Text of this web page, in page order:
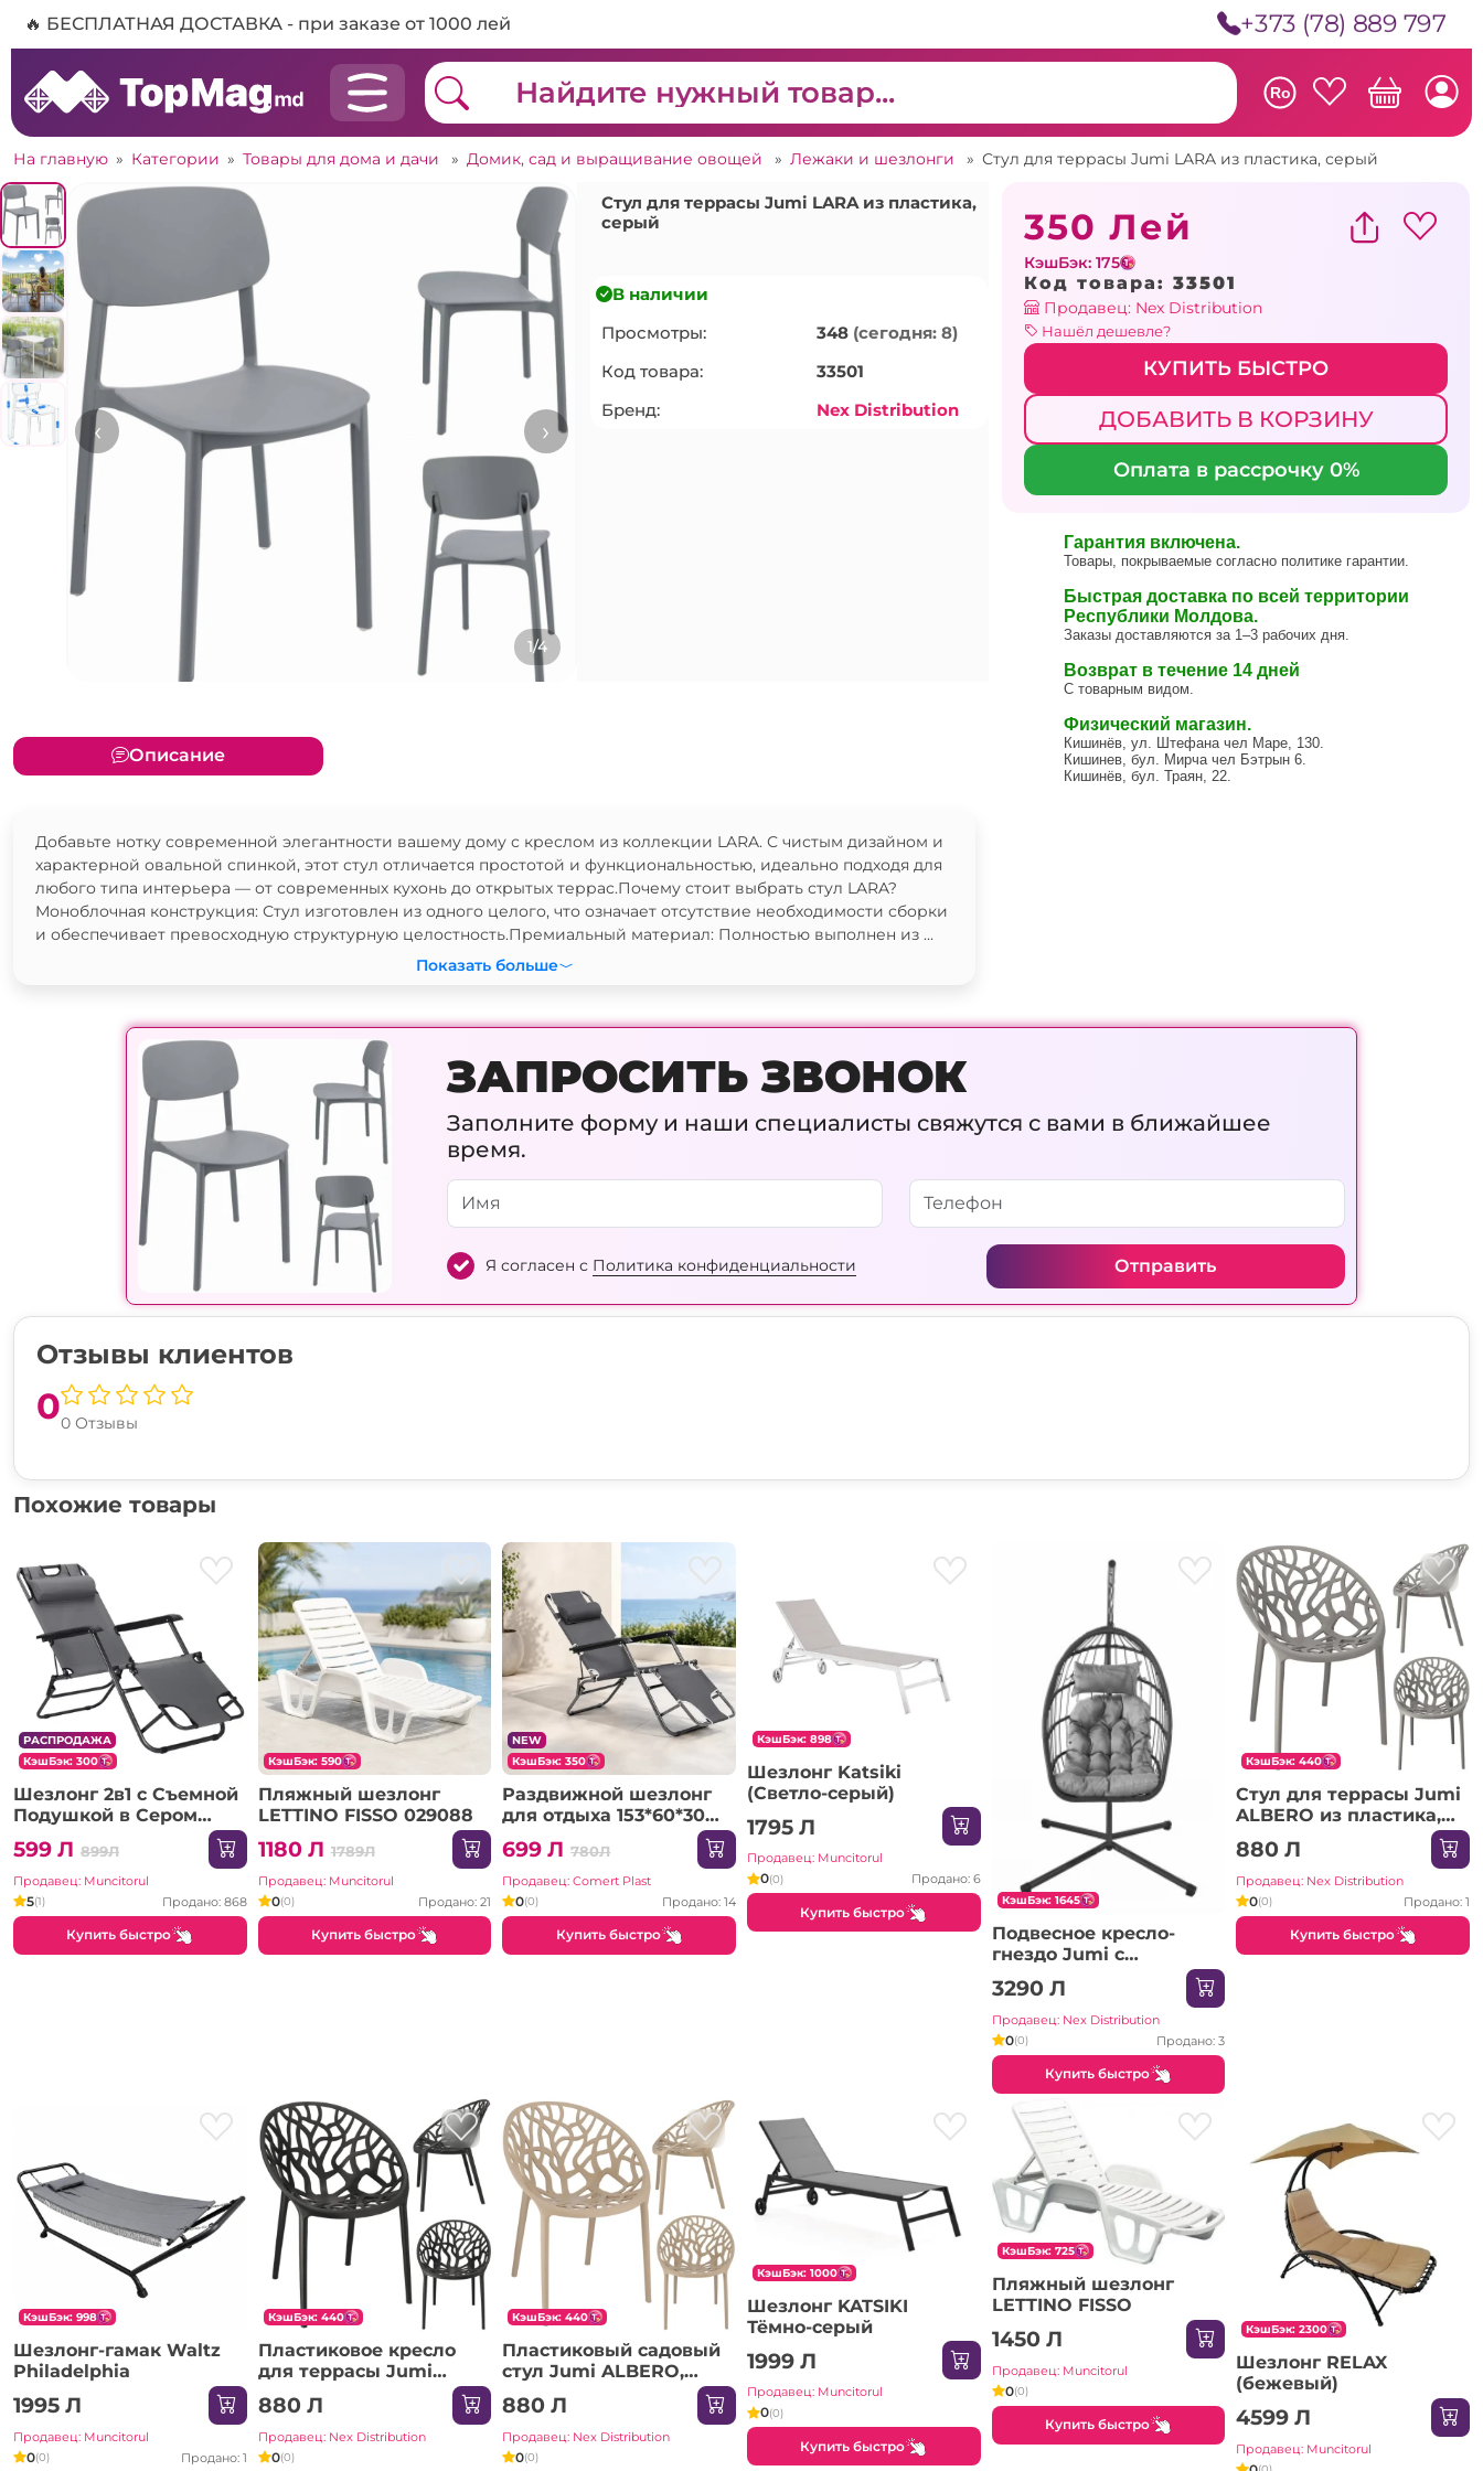
🔥 БЕСПЛАТНАЯ ДОСТАВКА - при заказе от 1000 лей +373 (78) 889 797
Ro
На главную » Категории » Товары для дома и дачи » Домик, сад и выращивание овощей » Лежаки и шезлонги » Стул для террасы Jumi LARA из пластика, серый
1/4
‹ ›
Стул для террасы Jumi LARA из пластика,
серый
В наличии
Просмотры:
348 (сегодня: 8)
Код товара:
33501
Бренд:
Nex Distribution
Описание
Добавьте нотку современной элегантности вашему дому с креслом из коллекции LARA. С чистым дизайном и
характерной овальной спинкой, этот стул отличается простотой и функциональностью, идеально подходя для
любого типа интерьера — от современных кухонь до открытых террас.Почему стоит выбрать стул LARA?
Моноблочная конструкция: Стул изготовлен из одного целого, что означает отсутствие необходимости сборки
и обеспечивает превосходную структурную целостность.Премиальный материал: Полностью выполнен из ...
Показать больше
350 Лей
КэшБэк: 175
Код товара: 33501
Продавец: Nex Distribution
Нашёл дешевле?
КУПИТЬ БЫСТРО
ДОБАВИТЬ В КОРЗИНУ
Оплата в рассрочку 0%
Гарантия включена.
Товары, покрываемые согласно политике гарантии.
Быстрая доставка по всей территории
Республики Молдова.
Заказы доставляются за 1–3 рабочих дня.
Возврат в течение 14 дней
С товарным видом.
Физический магазин.
Кишинёв, ул. Штефана чел Маре, 130.
Кишинев, бул. Мирча чел Бэтрын 6.
Кишинёв, бул. Траян, 22.
ЗАПРОСИТЬ ЗВОНОК
Заполните форму и наши специалисты свяжутся с вами в ближайшее
время.
Я согласен с Политика конфиденциальности Отправить
Отзывы клиентов
00 Отзывы
Похожие товары
РАСПРОДАЖА
КэшБэк: 300
Шезлонг 2в1 с Съемной
Подушкой в Сером
Цвете (C2078)
599 Л 899Л
Продавец: Muncitorul
5(1) Продано: 868
Купить быстро
КэшБэк: 590
Пляжный шезлонг
LETTINO FISSO 029088
1180 Л 1789Л
Продавец: Muncitorul
0(0) Продано: 21
Купить быстро
NEW
КэшБэк: 350
Раздвижной шезлонг
для отдыха 153*60*30
CP244 (568342)
699 Л 780Л
Продавец: Comert Plast
0(0) Продано: 14
Купить быстро
КэшБэк: 898
Шезлонг Katsiki
(Светло-серый)
1795 Л
Продавец: Muncitorul
0(0) Продано: 6
Купить быстро
КэшБэк: 1645
Подвесное кресло-
гнездо Jumi с
подставкой и
подушкой, складное,
серое
3290 Л
Продавец: Nex Distribution
0(0) Продано: 3
Купить быстро
КэшБэк: 440
Стул для террасы Jumi
ALBERO из пластика,
серый
880 Л
Продавец: Nex Distribution
0(0) Продано: 1
Купить быстро
КэшБэк: 998
Шезлонг-гамак Waltz
Philadelphia
1995 Л
Продавец: Muncitorul
0(0) Продано: 1
КэшБэк: 440
Пластиковое кресло
для террасы Jumi
ALBERO, черное
880 Л
Продавец: Nex Distribution
0(0)
КэшБэк: 440
Пластиковый садовый
стул Jumi ALBERO,
бежевый
880 Л
Продавец: Nex Distribution
0(0)
КэшБэк: 1000
Шезлонг KATSIKI
Тёмно-серый
1999 Л
Продавец: Muncitorul
0(0)
Купить быстро
КэшБэк: 725
Пляжный шезлонг
LETTINO FISSO
1450 Л
Продавец: Muncitorul
0(0)
Купить быстро
КэшБэк: 2300
Шезлонг RELAX
(бежевый)
4599 Л
Продавец: Muncitorul